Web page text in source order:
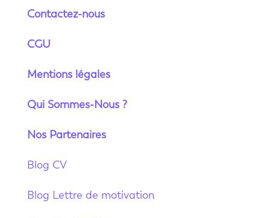
Contactez-nous
CGU
Mentions légales
Qui Sommes-Nous ?
Nos Partenaires
Blog CV
Blog Lettre de motivation